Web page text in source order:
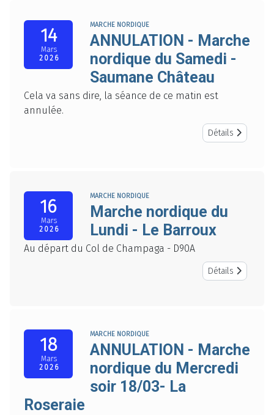
14
Mars
2026
MARCHE NORDIQUE
ANNULATION - Marche
nordique du Samedi -
Saumane Château
Cela va sans dire, la séance de ce matin est
annulée.
Détails
16
Mars
2026
MARCHE NORDIQUE
Marche nordique du
Lundi - Le Barroux
Au départ du Col de Champaga - D90A
Détails
18
Mars
2026
MARCHE NORDIQUE
ANNULATION - Marche
nordique du Mercredi
soir 18/03- La
Roseraie